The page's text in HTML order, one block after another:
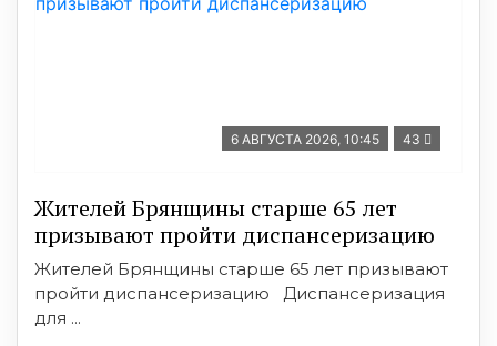
6 АВГУСТА 2026, 10:45 43
Жителей Брянщины старше 65 лет
призывают пройти диспансеризацию
Жителей Брянщины старше 65 лет призывают
пройти диспансеризацию Диспансеризация
для ...